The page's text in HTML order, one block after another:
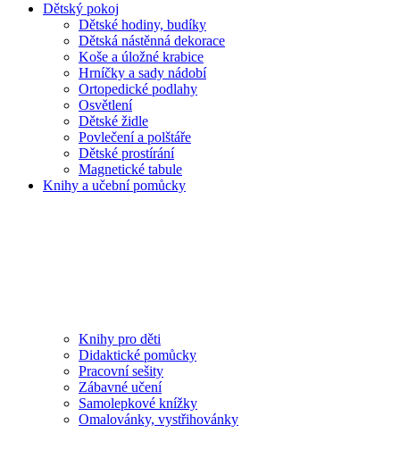
Dětský pokoj
Dětské hodiny, budíky
Dětská nástěnná dekorace
Koše a úložné krabice
Hrníčky a sady nádobí
Ortopedické podlahy
Osvětlení
Dětské židle
Povlečení a polštáře
Dětské prostírání
Magnetické tabule
Knihy a učební pomůcky
Knihy pro děti
Didaktické pomůcky
Pracovní sešity
Zábavné učení
Samolepkové knížky
Omalovánky, vystřihovánky